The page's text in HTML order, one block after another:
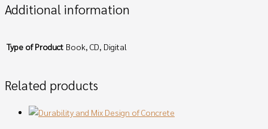
Additional information
Type of Product Book, CD, Digital
Related products